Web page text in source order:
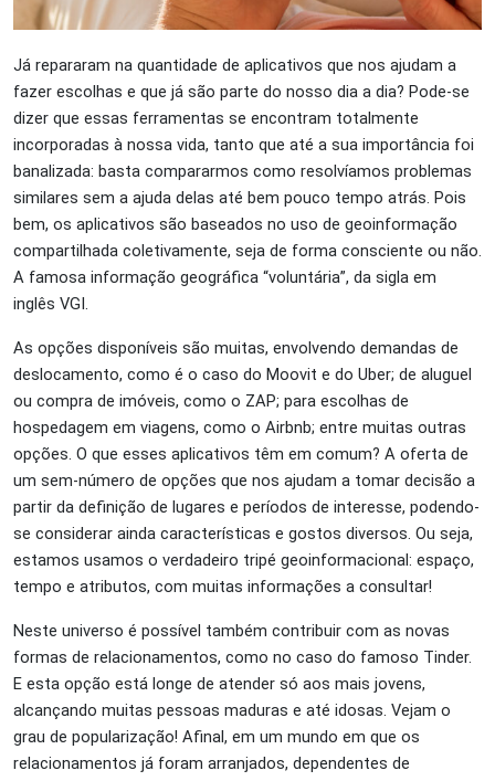
Já repararam na quantidade de aplicativos que nos ajudam a
fazer escolhas e que já são parte do nosso dia a dia? Pode-se
dizer que essas ferramentas se encontram totalmente
incorporadas à nossa vida, tanto que até a sua importância foi
banalizada: basta compararmos como resolvíamos problemas
similares sem a ajuda delas até bem pouco tempo atrás. Pois
bem, os aplicativos são baseados no uso de geoinformação
compartilhada coletivamente, seja de forma consciente ou não.
A famosa informação geográfica “voluntária”, da sigla em
inglês VGI.
As opções disponíveis são muitas, envolvendo demandas de
deslocamento, como é o caso do Moovit e do Uber; de aluguel
ou compra de imóveis, como o ZAP; para escolhas de
hospedagem em viagens, como o Airbnb; entre muitas outras
opções. O que esses aplicativos têm em comum? A oferta de
um sem-número de opções que nos ajudam a tomar decisão a
partir da definição de lugares e períodos de interesse, podendo-
se considerar ainda características e gostos diversos. Ou seja,
estamos usamos o verdadeiro tripé geoinformacional: espaço,
tempo e atributos, com muitas informações a consultar!
Neste universo é possível também contribuir com as novas
formas de relacionamentos, como no caso do famoso Tinder.
E esta opção está longe de atender só aos mais jovens,
alcançando muitas pessoas maduras e até idosas. Vejam o
grau de popularização! Afinal, em um mundo em que os
relacionamentos já foram arranjados, dependentes de